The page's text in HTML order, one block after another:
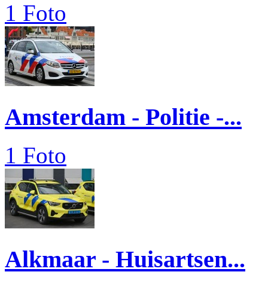
1 Foto
Amsterdam - Politie -...
1 Foto
Alkmaar - Huisartsen...